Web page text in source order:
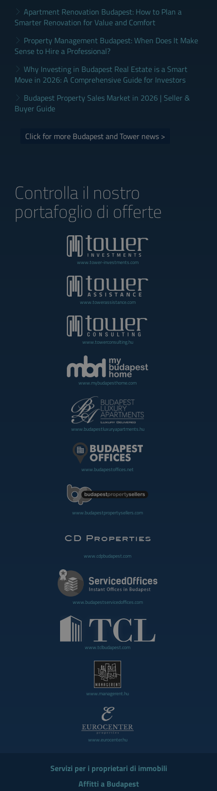
Apartment Renovation Budapest: How to Plan a
Smarter Renovation for Value and Comfort
Property Management Budapest: When Does It Make
Sense to Hire a Professional?
Why Investing in Budapest Real Estate is a Smart
Move in 2026: A Comprehensive Guide for Investors
Budapest Property Sales Market in 2026 | Seller &
Buyer Guide
Click for more Budapest and Tower news >
Controlla il nostro
portafoglio di offerte
www.tower-investments.com
www.towerassistance.com
www.towerconsulting.hu
www.mybudapesthome.com
www.budapestluxuryapartments.hu
www.budapestoffices.net
www.budapestpropertysellers.com
www.cdpbudapest.com
www.budapestservicedoffices.com
www.tclbudapest.com
www.managerent.hu
www.eurocenter.hu
Servizi per i proprietari di immobili
Affitti a Budapest